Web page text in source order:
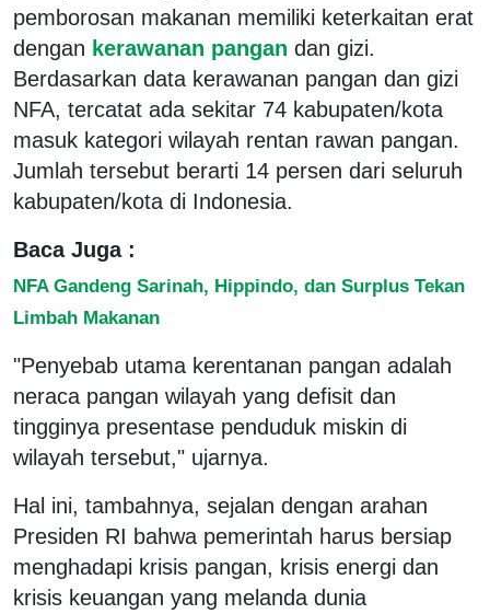
pemborosan makanan memiliki keterkaitan erat
dengan kerawanan pangan dan gizi.
Berdasarkan data kerawanan pangan dan gizi
NFA, tercatat ada sekitar 74 kabupaten/kota
masuk kategori wilayah rentan rawan pangan.
Jumlah tersebut berarti 14 persen dari seluruh
kabupaten/kota di Indonesia.
Baca Juga :
NFA Gandeng Sarinah, Hippindo, dan Surplus Tekan
Limbah Makanan
"Penyebab utama kerentanan pangan adalah
neraca pangan wilayah yang defisit dan
tingginya presentase penduduk miskin di
wilayah tersebut," ujarnya.
Hal ini, tambahnya, sejalan dengan arahan
Presiden RI bahwa pemerintah harus bersiap
menghadapi krisis pangan, krisis energi dan
krisis keuangan yang melanda dunia